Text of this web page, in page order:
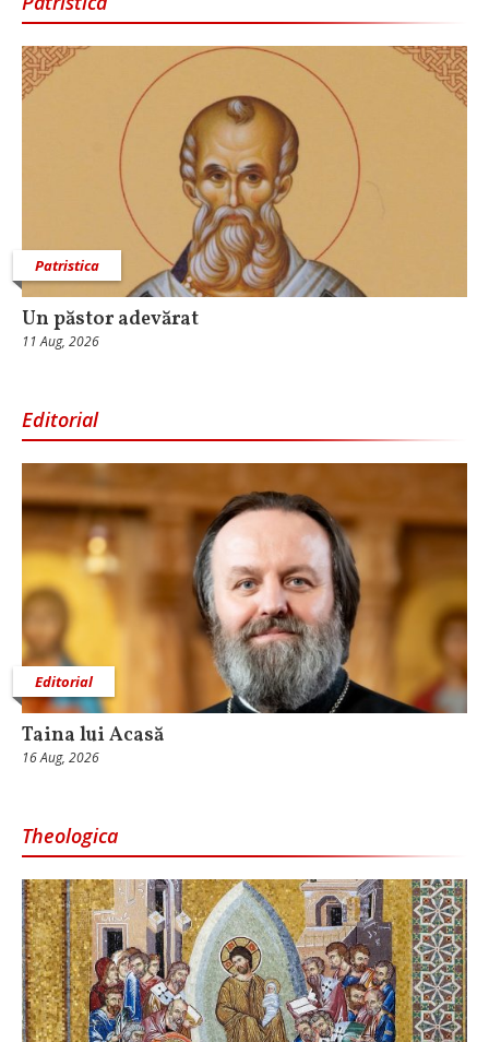
Patristica
Un păstor adevărat
11 Aug, 2026
Editorial
Editorial
Taina lui Acasă
16 Aug, 2026
Theologica